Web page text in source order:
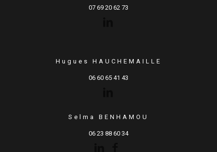
07 69 20 62 73
Hugues HAUCHEMAILLE
06 60 65 41 43
Selma BENHAMOU
06 23 88 60 34